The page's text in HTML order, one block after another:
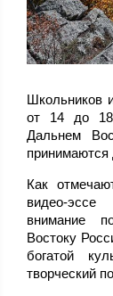
Школьников
от 14 до 18
Дальнем
принимаются
Как
видео-
внимание
Востоку
богатой
творческий